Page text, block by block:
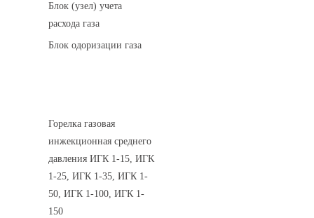
Блок (узел) учета
расхода газа
Блок одоризации газа
Горелка газовая
инжекционная среднего
давления ИГК 1-15, ИГК
1-25, ИГК 1-35, ИГК 1-
50, ИГК 1-100, ИГК 1-
150